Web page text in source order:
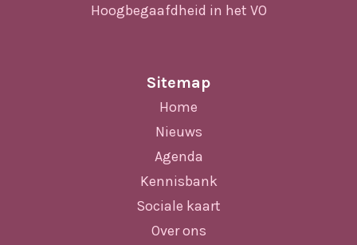
Hoogbegaafdheid in het VO
Sitemap
Home
Nieuws
Agenda
Kennisbank
Sociale kaart
Over ons